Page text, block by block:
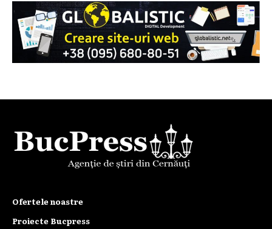
Ofertele noastre
Proiecte Bucpress